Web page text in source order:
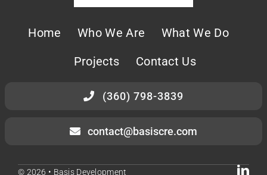
Home Who We Are
What We Do
Projects
Contact Us
(360) 798-3839
contact@basiscre.com
© 2026 • Basis Development